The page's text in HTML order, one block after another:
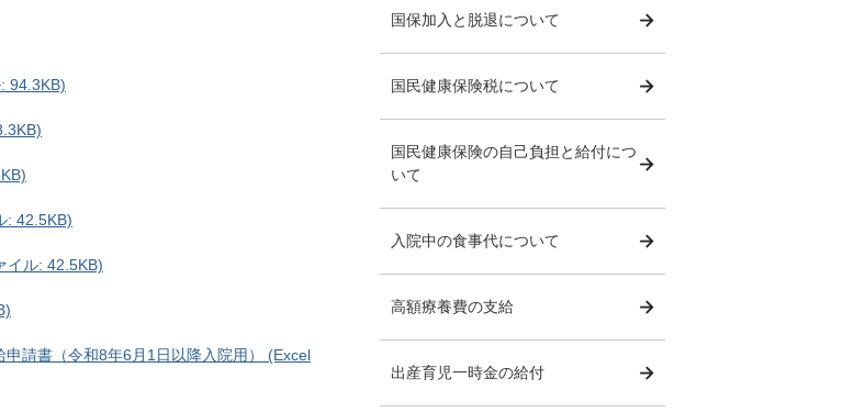
94.3KB)
: 42.5KB)
イル: 42.5KB)
請書（令和8年6月1日以降入院用） (Excel
国保加入と脱退について
国民健康保険税について
国民健康保険の自己負担と給付につ
いて
入院中の食事代について
高額療養費の支給
出産育児一時金の給付